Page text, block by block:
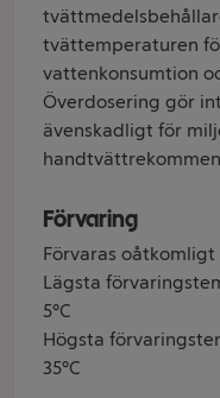
tvättemperaturen
vattenkonsumtion
Överdosering gör
ävenskadligt för
Förvaring
Förvaras oåtkomligt
Lägsta
5°C
Högsta
35°C